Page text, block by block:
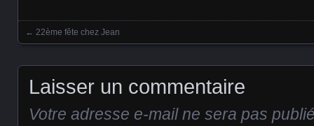
Posts navigation
← 22ème fête chez Jean
Laisser un commentaire
Votre adresse e-mail ne sera pas